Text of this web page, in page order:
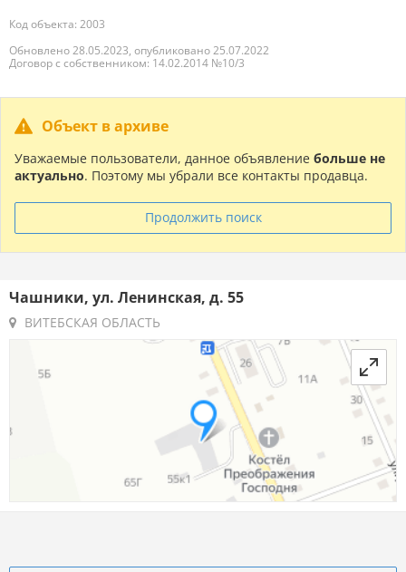
Код объекта: 2003
Обновлено 28.05.2023, опубликовано 25.07.2022
Договор с собственником: 14.02.2014 №10/3
Объект в архиве
Уважаемые пользователи, данное объявление больше не
актуально. Поэтому мы убрали все контакты продавца.
Продолжить поиск
Чашники, ул. Ленинская, д. 55
ВИТЕБСКАЯ ОБЛАСТЬ